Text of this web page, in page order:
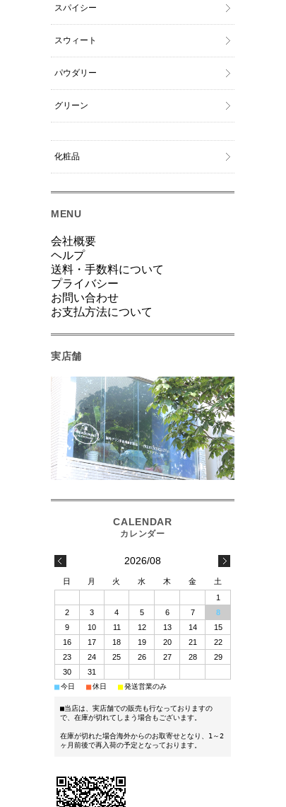
スパイシー
スウィート
パウダリー
グリーン
化粧品
MENU
会社概要
ヘルプ
送料・手数料について
プライバシー
お問い合わせ
お支払方法について
実店舗
2026/08
日 月 火 水 木 金
土
1
2
3 4 5 6 7
8
9
10 11 12 13 14
15
16
17 18 19 20 21
22
23
24 25 26 27 28
29
30
31
■今日 ■休日 ■発送営業のみ
■当店は、実店舗での販売も行なっておりますの
で、在庫が切れてしまう場合もございます。
在庫が切れた場合海外からのお取寄せとなり、1～2
ヶ月前後で再入荷の予定となっております。